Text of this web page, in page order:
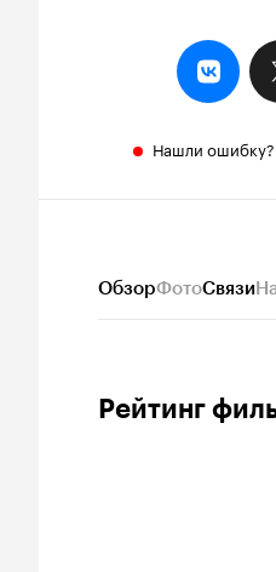
Нашли ошибку?
ОбзорФотоСвязи
Рейтинг